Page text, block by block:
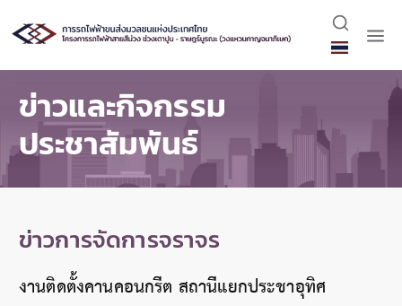
ข่าวและกิจกรรม
ประชาสัมพันธ์
ข่าวการจัดการจราจร
งานติดตั้งคานคอนกรีต สถานีแยกประชาอุทิศ